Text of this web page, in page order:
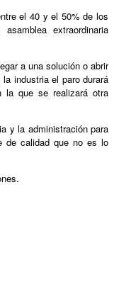
el 40 y el 50% de los
extraordinaria
a una solución o abrir
industria el paro durará
la que se realizará otra
y la administración para
de calidad que no es lo